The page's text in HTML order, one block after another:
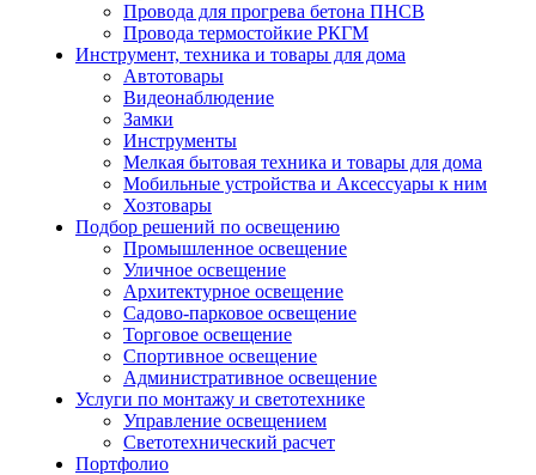
Провода для прогрева бетона ПНСВ
Провода термостойкие РКГМ
Инструмент, техника и товары для дома
Автотовары
Видеонаблюдение
Замки
Инструменты
Мелкая бытовая техника и товары для дома
Мобильные устройства и Аксессуары к ним
Хозтовары
Подбор решений по освещению
Промышленное освещение
Уличное освещение
Архитектурное освещение
Садово-парковое освещение
Торговое освещение
Спортивное освещение
Административное освещение
Услуги по монтажу и светотехнике
Управление освещением
Светотехнический расчет
Портфолио